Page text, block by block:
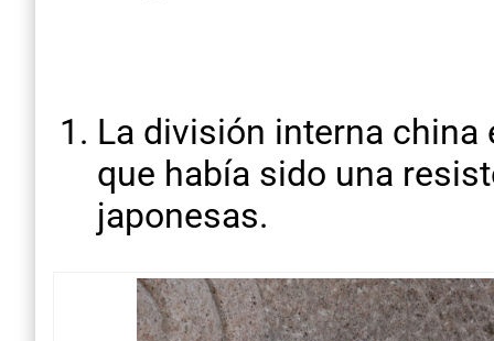
La división interna china
que había sido una
japonesas.